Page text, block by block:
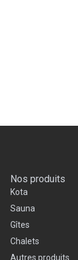
Nos produits
Kota
Sauna
Gîtes
Chalets
Autres produits